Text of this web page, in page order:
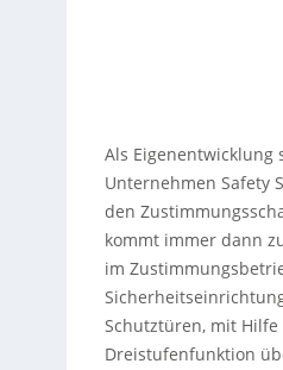
Als Eigenentwicklung
Unternehmen Safety
den
kommt immer dann
im
Schutztüren, mit Hilfe
Dreistufenfunktion